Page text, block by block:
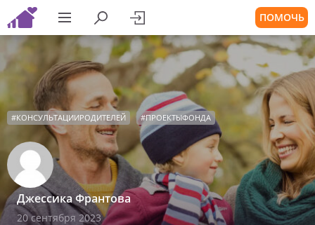
ПОМОЧЬ
#КОНСУЛЬТАЦИИРОДИТЕЛЕЙ #ПРОЕКТЫФОНДА
Джессика Франтова
20 сентября 2023